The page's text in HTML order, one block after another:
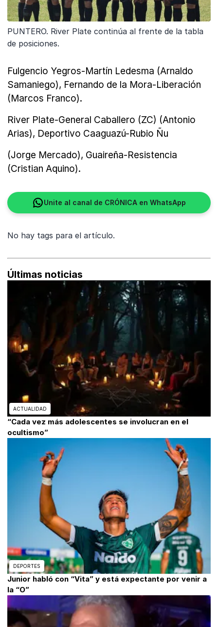
PUNTERO. River Plate continúa al frente de la tabla
de posiciones.
Fulgencio Yegros-Martín Ledesma (Arnaldo
Samaniego), Fernando de la Mora-Liberación
(Marcos Franco).
River Plate-General Caballero (ZC) (Antonio
Arias), Deportivo Caaguazú-Rubio Ñu
(Jorge Mercado), Guaireña-Resistencia
(Cristian Aquino).
Unite al canal de CRÓNICA en WhatsApp
No hay tags para el artículo.
Últimas noticias
ACTUALIDAD
“Cada vez más adolescentes se involucran en el
ocultismo”
DEPORTES
Junior habló con “Vita” y está expectante por venir a
la “O”